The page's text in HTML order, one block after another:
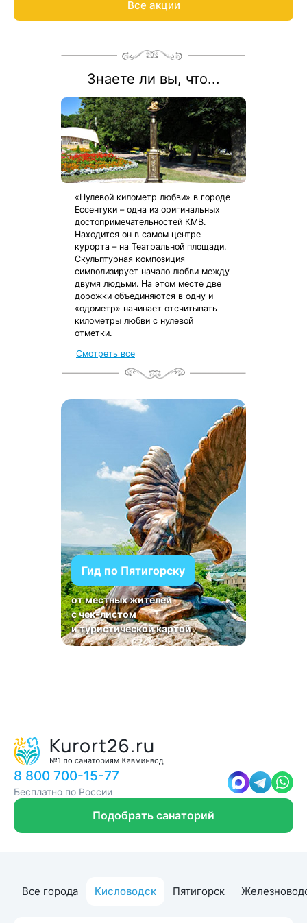
августа 2026.
*Акция распространяется на детей в возрасте от 3 до 7 лет
Рассчитаем цену со скидкой и забронируем отдых по
Все акции
Знаете ли вы, что...
«Нулевой километр любви» в городе
Ессентуки – одна из оригинальных
достопримечательностей КМВ.
Находится он в самом центре
курорта – на Театральной площади.
Скульптурная композиция
символизирует начало любви между
двумя людьми. На этом месте две
дорожки объединяются в одну и
«одометр» начинает отсчитывать
километры любви с нулевой
отметки.
Смотреть все
Гид по Пятигорску
от местных жителей
с чек-листом
и туристической картой
8 800 700-15-77
Бесплатно по России
Подобрать санаторий
Все города Кисловодск Пятигорск